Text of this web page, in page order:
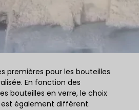
premières pour les bouteilles
En fonction des
bouteilles en verre, le choix
également différent.